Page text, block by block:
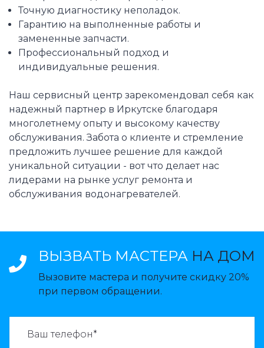
Точную диагностику неполадок.
Гарантию на выполненные работы и
замененные запчасти.
Профессиональный подход и
индивидуальные решения.
Наш сервисный центр зарекомендовал себя как
надежный партнер в Иркутске благодаря
многолетнему опыту и высокому качеству
обслуживания. Забота о клиенте и стремление
предложить лучшее решение для каждой
уникальной ситуации - вот что делает нас
лидерами на рынке услуг ремонта и
обслуживания водонагревателей.
ВЫЗВАТЬ МАСТЕРА НА ДОМ
Вызовите мастера и получите скидку 20%
при первом обращении.